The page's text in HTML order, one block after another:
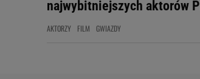
najwybitniejszych aktorów
AKTORZY FILM GWIAZDY